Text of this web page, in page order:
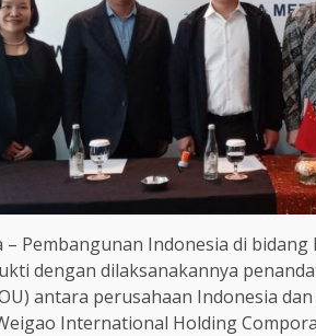
– Pembangunan Indonesia di
dengan dilaksanakannya
antara perusahaan Indonesia
International Holding